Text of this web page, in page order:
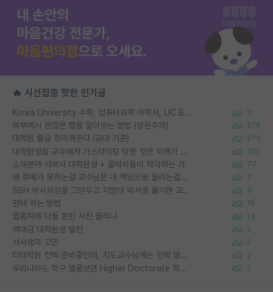
🔥 시선집중 핫한 인기글
Korea University 수학, 컴퓨터과학 이학사, UC Berkeley 산업공학 대학원 공학박사가 되는 것은 쉽지 않겠죠? 11
외부에서 괜찮은 랩을 알아보는 방법 (장문주의) 276
대학원 월급 정리해준다 (공대 기준) 275
대학원생들 교수에게 가스라이팅 당한 것은 이해가 갑니다. 안타깝네요. 120
소재분야 석박사 대학원생 + 물박사들이 착각하는 거 77
왜 후배가 못하는걸 교수님은 내 책임으로 돌리는걸까요? 7
SSH 박사과정을 그만두고 지방대 박사로 옮기면 교수의 꿈은 끝일까요? 9
편애 하는 방법 16
랩홈피에 다들 본인 사진 올리냐 13
역대급 대학원생 빌런 2
석사생의 고민 2
타대학원 컨텍 준비중인데, 지도교수님께는 언제 말씀드려야 할까요? 2
우리나라도 학구 열풍보면 Higher Doctorate 학위가 필요하다고 봅니다. 2